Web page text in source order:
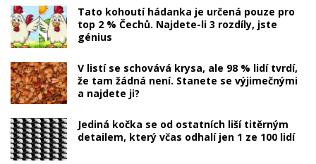
Tato kohoutí hádanka je určená pouze pro
top 2 % Čechů. Najdete-li 3 rozdíly, jste
génius
V listí se schovává krysa, ale 98 % lidí tvrdí,
že tam žádná není. Stanete se výjimečnými
a najdete ji?
Jediná kočka se od ostatních liší titěrným
detailem, který včas odhalí jen 1 ze 100 lidí